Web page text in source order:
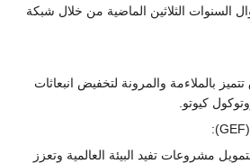
الثلاثين الماضية من خلال شبكة
بالملاءمة والمرونة لتخفيض انبعاثات
كيوتو.
(GEF):
مشروعات تفيد البيئة العالمية وتعزز